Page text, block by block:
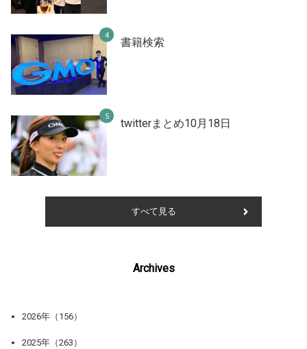
書籍検索
twitterまとめ10月18日
すべて見る
Archives
2026年（156）
2025年（263）